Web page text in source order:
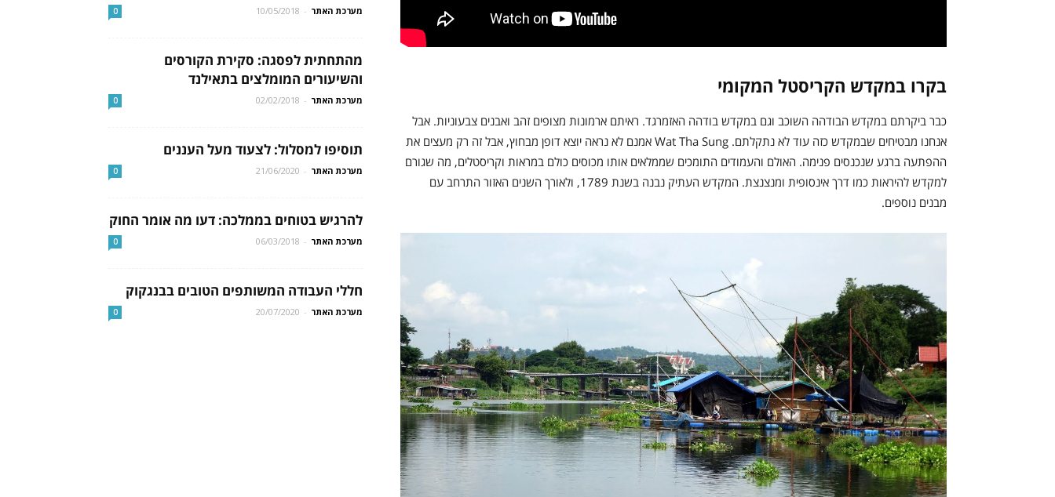
בקרו במקדש הקריסטל המקומי
כבר ביקרתם במקדש הבודהה השוכב וגם במקדש בודהה האזמרגד. ראיתם ארמונות מצופים זהב ואבנים צבעוניות. אבל
אנחנו מבטיחים שבמקדש כזה עוד לא נתקלתם. Wat Tha Sung אמנם לא נראה יוצא דופן מבחוץ, אבל זה רק מעצים את
ההפתעה ברגע שנכנסים פנימה. האולם והעמודים התומכים שממלאים אותו מכוסים כולם במראות וקריסטלים, מה שגורם
למקדש להיראות כמו דרך אינסופית ומנצנצת. המקדש העתיק נבנה בשנת 1789, ולאורך השנים האזור התרחב עם
מבנים נוספים.
מערכת האתר -
10/05/2018
0
מהתחתית לפסגה: סקירת הקורסים
והשיעורים המומלצים בתאילנד
מערכת האתר -
02/02/2018
0
תוסיפו למסלול: לצעוד מעל העננים
מערכת האתר -
21/06/2020
0
להרגיש בטוחים בממלכה: דעו מה אומר החוק
מערכת האתר -
06/03/2018
0
חללי העבודה המשותפים הטובים בבנגקוק
מערכת האתר -
20/07/2020
0